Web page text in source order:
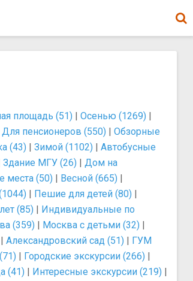
площадь (51) | Осенью (1269) |
Для пенсионеров (550) | Обзорные
(43) | Зимой (1102) | Автобусные
Здание МГУ (26) | Дом на
места (50) | Весной (665) |
| Пешие для детей (80) |
(85) | Индивидуальные по
(359) | Москва с детьми (32) |
| Александровский сад (51) | ГУМ
| Городские экскурсии (266) |
(41) | Интересные экскурсии (219) |